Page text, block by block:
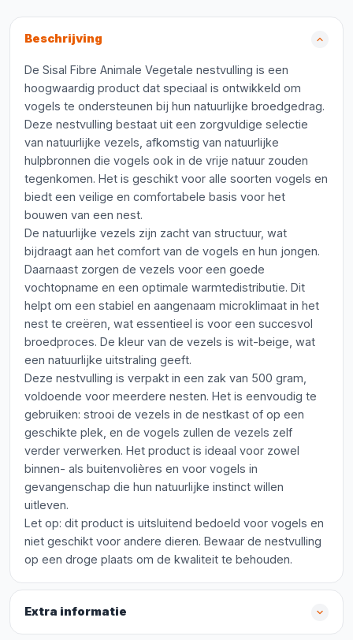
Beschrijving
De Sisal Fibre Animale Vegetale nestvulling is een
hoogwaardig product dat speciaal is ontwikkeld om
vogels te ondersteunen bij hun natuurlijke broedgedrag.
Deze nestvulling bestaat uit een zorgvuldige selectie
van natuurlijke vezels, afkomstig van natuurlijke
hulpbronnen die vogels ook in de vrije natuur zouden
tegenkomen. Het is geschikt voor alle soorten vogels en
biedt een veilige en comfortabele basis voor het
bouwen van een nest.
De natuurlijke vezels zijn zacht van structuur, wat
bijdraagt aan het comfort van de vogels en hun jongen.
Daarnaast zorgen de vezels voor een goede
vochtopname en een optimale warmtedistributie. Dit
helpt om een stabiel en aangenaam microklimaat in het
nest te creëren, wat essentieel is voor een succesvol
broedproces. De kleur van de vezels is wit-beige, wat
een natuurlijke uitstraling geeft.
Deze nestvulling is verpakt in een zak van 500 gram,
voldoende voor meerdere nesten. Het is eenvoudig te
gebruiken: strooi de vezels in de nestkast of op een
geschikte plek, en de vogels zullen de vezels zelf
verder verwerken. Het product is ideaal voor zowel
binnen- als buitenvolières en voor vogels in
gevangenschap die hun natuurlijke instinct willen
uitleven.
Let op: dit product is uitsluitend bedoeld voor vogels en
niet geschikt voor andere dieren. Bewaar de nestvulling
op een droge plaats om de kwaliteit te behouden.
Extra informatie